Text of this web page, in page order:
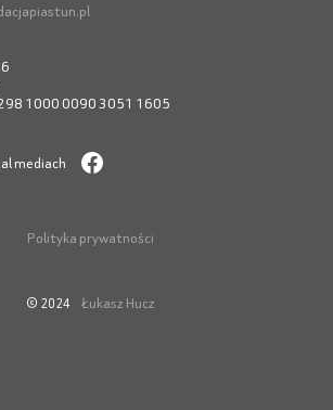
1000 0090 3051 1605
mediach
© 2024 Łukasz Hucz
Polityka prywatności